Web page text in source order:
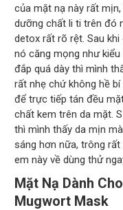
của mặt nạ này rất
dưỡng chất li ti trên đó
detox rất rõ rệt. Sau
nó căng mọng như
đắp quá dày thì mình
rất nhẹ chứ không hề
để trực tiếp tán đều
chất kem trên da mặt.
thì mình thấy da mịn
sáng hơn nữa, trông
em này về dùng thử
Mặt Nạ Dành
Mugwort Mask